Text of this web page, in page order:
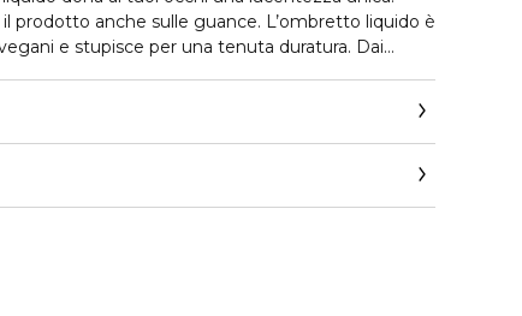
prodotto anche sulle guance. L’ombretto liquido è
e stupisce per una tenuta duratura. Dai